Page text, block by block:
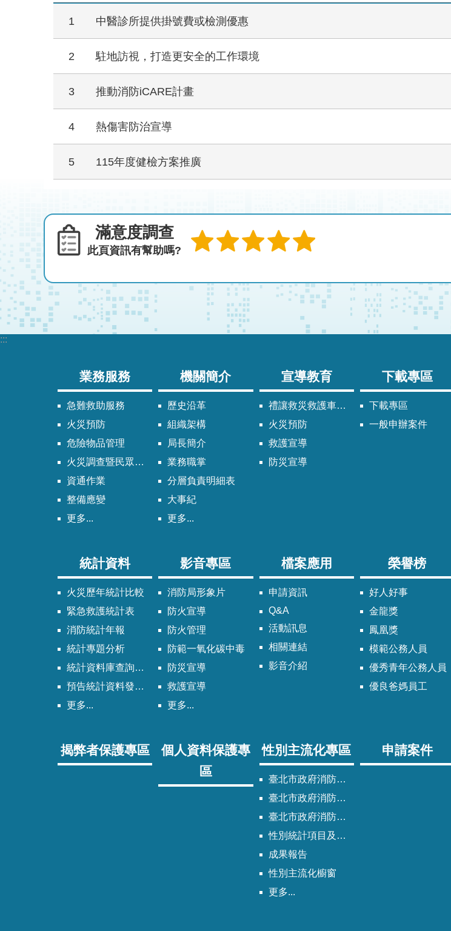
1 中醫診所提供掛號費或檢測優惠
2 駐地訪視，打造更安全的工作環境
3 推動消防iCARE計畫
4 熱傷害防治宣導
5 115年度健檢方案推廣
滿意度調查
此頁資訊有幫助嗎?
:::
業務服務
急難救助服務
火災預防
危險物品管理
火災調查暨民眾申請服務
資通作業
整備應變
更多...
機關簡介
歷史沿革
組織架構
局長簡介
業務職掌
分層負責明細表
大事紀
更多...
宣導教育
禮讓救災救護車輛須知
火災預防
救護宣導
防災宣導
下載專區
下載專區
一般申辦案件
統計資料
火災歷年統計比較
緊急救護統計表
消防統計年報
統計專題分析
統計資料庫查詢系統
預告統計資料發布時間表
更多...
影音專區
消防局形象片
防火宣導
防火管理
防範一氧化碳中毒
防災宣導
救護宣導
更多...
檔案應用
申請資訊
Q&A
活動訊息
相關連結
影音介紹
榮譽榜
好人好事
金龍獎
鳳凰獎
模範公務人員
優秀青年公務人員
優良爸媽員工
揭弊者保護專區
個人資料保護專
區
性別主流化專區
臺北市政府消防局性別主流化實施計畫
臺北市政府消防局性別平等專案小組委員名單
臺北市政府消防局歷次性別平等專案小組會議紀錄
性別統計項目及指標
成果報告
性別主流化櫥窗
更多...
申請案件